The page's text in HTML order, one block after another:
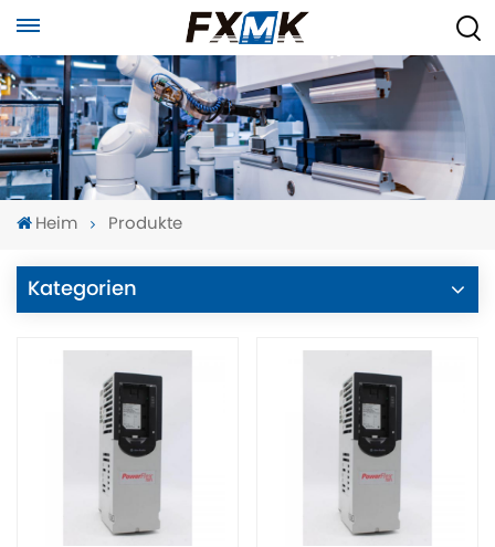
Heim Produkte
Kategorien